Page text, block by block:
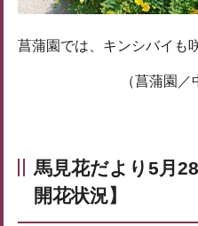
菖蒲園では、キンシバイも
（菖蒲園／
馬見花だより5月
開花状況】